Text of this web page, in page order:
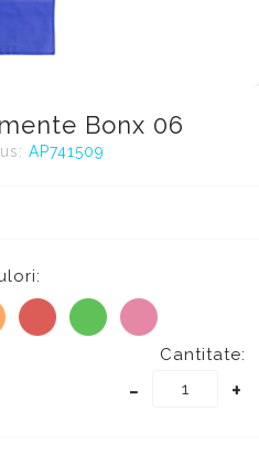
Bonx 06
AP741509
Cantitate:
- +